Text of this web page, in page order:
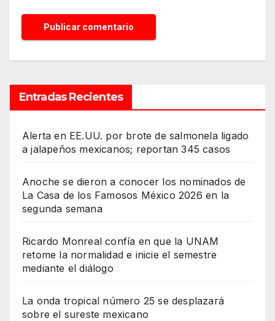
Entradas Recientes
Alerta en EE.UU. por brote de salmonela ligado
a jalapeños mexicanos; reportan 345 casos
Anoche se dieron a conocer los nominados de
La Casa de los Famosos México 2026 en la
segunda semana
Ricardo Monreal confía en que la UNAM
retome la normalidad e inicie el semestre
mediante el diálogo
La onda tropical número 25 se desplazará
sobre el sureste mexicano